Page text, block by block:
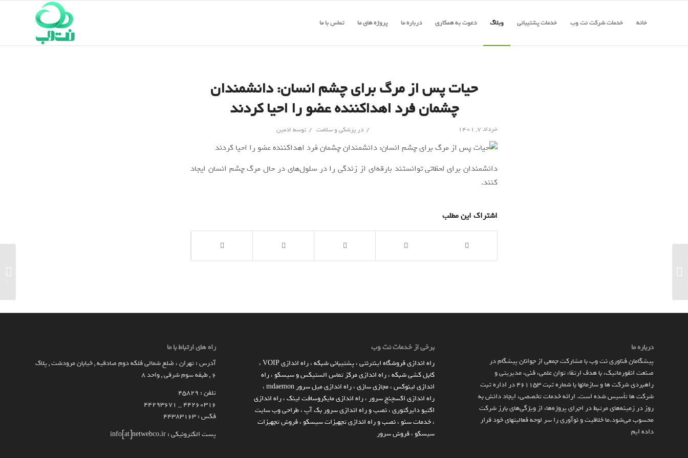
خانه خدمات شرکت نت وب خدمات پشتیبانی وبلاگ دعوت به همکاری درباره ما پروژه های ما تماس با ما
حیات پس از مرگ برای چشم انسان: دانشمندان
چشمان فرد اهداکننده عضو را احیا کردند
خرداد ۷, ۱۴۰۱ / درپزشکی و سلامت / توسط ادمین
دانشمندان برای لحظاتی توانستند بارقه‌ای از زندگی را در سلول‌های در حال مرگ چشم انسان ایجاد
کنند.
اشتراک این مطلب
راه های ارتباط با ما
آدرس : تهران ، ضلع شمالی فلکه دوم صادقیه , خیابان مرودشت , پلاک
۶ , طبقه سوم شرقی , واحد ۸
تلفن : 45829
۴۴۲۶۰۳۱۶ _ 44293671
فکس : 44383163
پست الکترونیکی : info[at]netwebco.ir
برخی از خدمات نت وب
راه اندازي فروشگاه اينترنتي،پشتیبانی شبکه،راه اندازی VOIP
،
کابل کشی شبکه،راه اندازی مرکز تماس الستیکس و سیسکو،راه
اندازی لینوکس،مجازی سازی،راه اندازی میل سرور mdaemon
،
راه اندازی اکسچنج سرور،راه اندازی مایکروسافت لینک،راه اندازی
اکتیو دایرکتوری،نصب و راه اندازی سرور بک آپ،طراحی وب سایت
،خدمات سئو،نصب و راه اندازی تجهیزات سیسکو،فروش تجهیزات
سیسکو،فروش سرور
درباره ما
پیشگامان فناوری نت وب با مشارکت جمعی از جوانان پیشگام در
صنعت انفورماتیک، با هدف ارتقاء توان علمی، فنی، مدیریتی و
راهبردی شرکت ها و سازمان­ها با شماره ثبت 461153 در اداره ثبت
شرکت ها تأسیس شده است. ارائه خدمات تخصصی، ایجاد دانش به‌
روز در زمینه‌های مرتبط در اجرای پروژه‌ها، از ویژگی‌های بارز شرکت
محسوب می‌شود.ما خلاقیت و نوآوری را سر لوحه فعالیتهای خود قرار
داده ایم